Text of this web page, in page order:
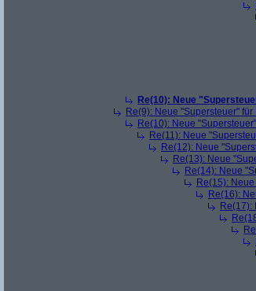
Re(10): Neue
Re(9): Neue "Supersteuer"
Re(10): Neue
Re(11): Neue
Re(12): Neue
Re(13): Neue
Re(14): Neue
Re(15):
Re(16):
Re(17):